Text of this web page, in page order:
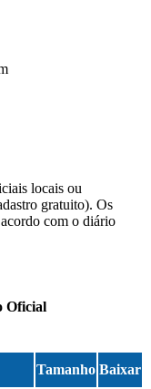
locais ou
gratuito). Os
com o diário
Oficial
Tamanho Baixar